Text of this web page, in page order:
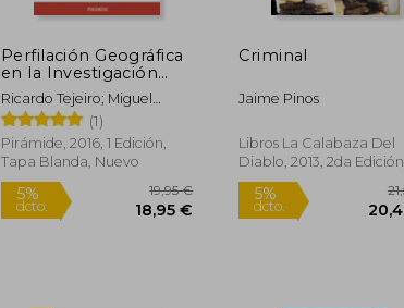
Perfilación Geográfica
en la Investigación
Criminal
Ricardo Tejeiro; Miguel
Ángel Soria; Carles Gallardo
(1)
Pirámide, 2016, 1 Edición,
Tapa Blanda, Nuevo
Criminal
Jaime Pinos
Libros La Calabaza Del
Diablo, 2013, 2da Edición,
Tapa Blanda, Nuevo